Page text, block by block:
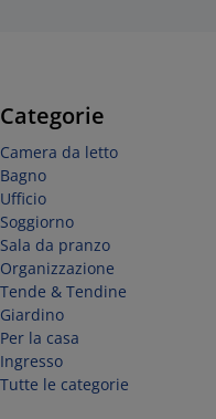
Categorie
Camera da letto
Bagno
Ufficio
Soggiorno
Sala da pranzo
Organizzazione
Tende & Tendine
Giardino
Per la casa
Ingresso
Tutte le categorie